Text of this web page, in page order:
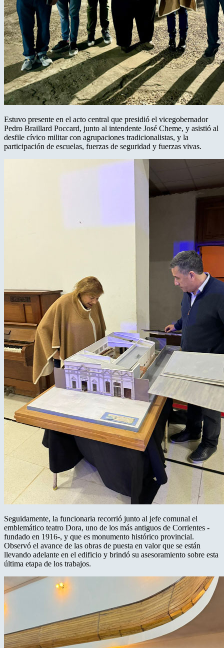
Estuvo presente en el acto central que presidió el vicegobernador
Pedro Braillard Poccard, junto al intendente José Cheme, y asistió al
desfile cívico militar con agrupaciones tradicionalistas, y la
participación de escuelas, fuerzas de seguridad y fuerzas vivas.
Seguidamente, la funcionaria recorrió junto al jefe comunal el
emblemático teatro Dora, uno de los más antiguos de Corrientes -
fundado en 1916-, y que es monumento histórico provincial.
Observó el avance de las obras de puesta en valor que se están
llevando adelante en el edificio y brindó su asesoramiento sobre esta
última etapa de los trabajos.